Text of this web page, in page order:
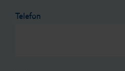
Telefon